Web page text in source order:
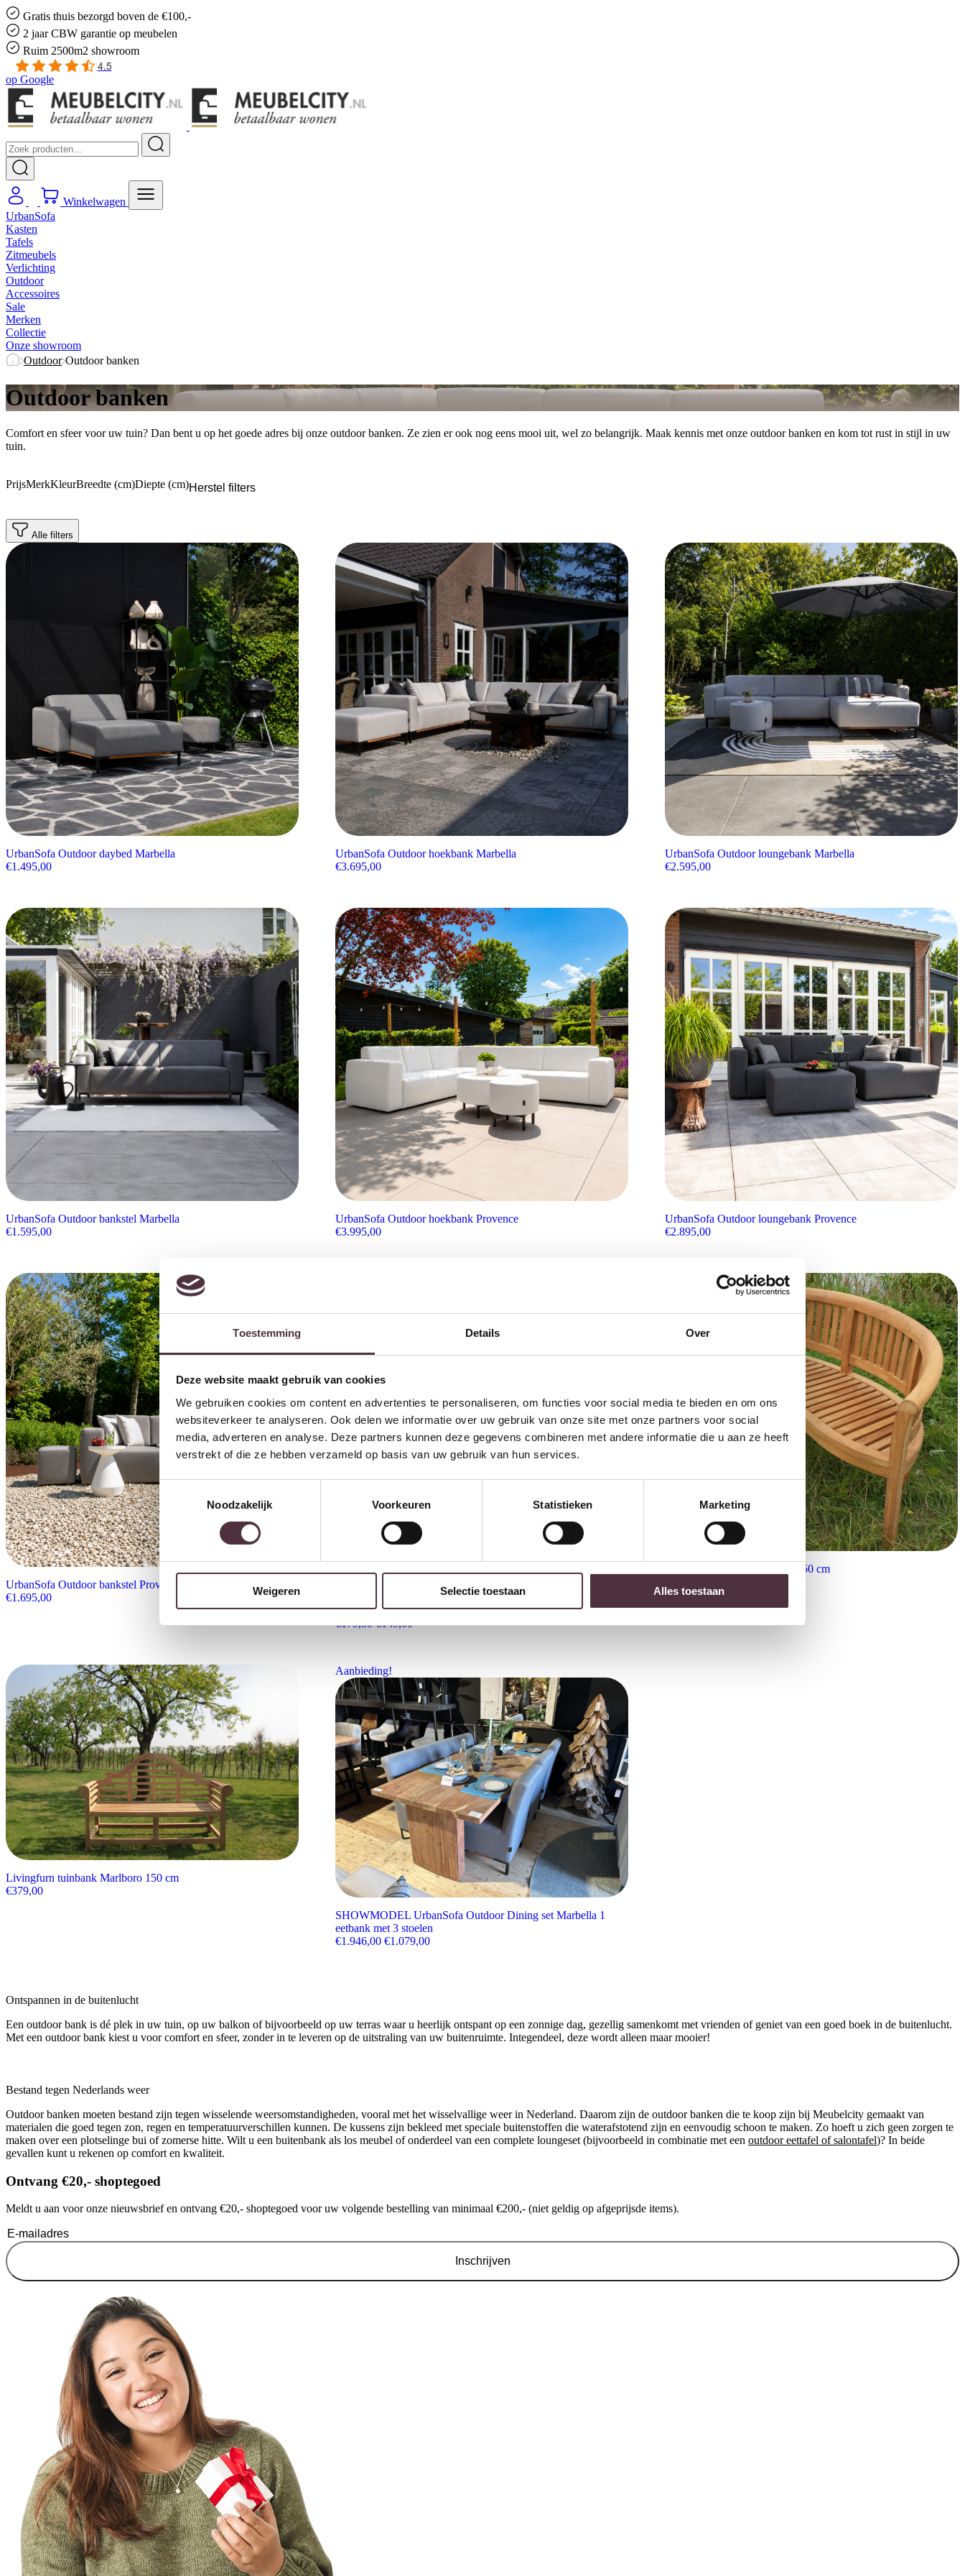
Toestemming Details Over
Deze website maakt gebruik van cookies
We gebruiken cookies om content en advertenties te personaliseren, om functies voor social media te bieden en om ons
websiteverkeer te analyseren. Ook delen we informatie over uw gebruik van onze site met onze partners voor social
media, adverteren en analyse. Deze partners kunnen deze gegevens combineren met andere informatie die u aan ze heeft
verstrekt of die ze hebben verzameld op basis van uw gebruik van hun services.
Toestemmingsselectie
Noodzakelijk
Voorkeuren Statistieken Marketing
Weigeren Selectie toestaan Alles toestaan
Gratis thuis bezorgd boven de €100,-
2 jaar CBW garantie op meubelen
Ruim 2500m2 showroom
4.5
op Google
Winkelwagen
UrbanSofa
Kasten
Tafels
Zitmeubels
Verlichting
Outdoor
Accessoires
Sale
Merken
Collectie
Onze showroom
Outdoor Outdoor banken
Outdoor banken
Comfort en sfeer voor uw tuin? Dan bent u op het goede adres bij onze outdoor banken. Ze zien er ook nog eens mooi uit, wel zo belangrijk. Maak kennis met onze outdoor banken en kom tot rust in stijl in uw
tuin.
PrijsMerkKleurBreedte (cm)Diepte (cm)Herstel filters
Alle filters
UrbanSofa Outdoor daybed Marbella
€1.495,00
UrbanSofa Outdoor hoekbank Marbella
€3.695,00
UrbanSofa Outdoor loungebank Marbella
€2.595,00
UrbanSofa Outdoor bankstel Marbella
€1.595,00
UrbanSofa Outdoor hoekbank Provence
€3.995,00
UrbanSofa Outdoor loungebank Provence
€2.895,00
UrbanSofa Outdoor bankstel Provence
€1.695,00
SHOWMODEL Livingfurn outdoor eetkamerstoel Stacking
Anya
€179,00Oorspronkelijke prijs was: €179,00.
€149,00Huidige prijs is: €149,00.
Livingfurn tuinbank Banana 150 cm
Livingfurn tuinbank Marlboro 150 cm
€379,00
Aanbieding!
SHOWMODEL UrbanSofa Outdoor Dining set Marbella 1
eetbank met 3 stoelen
€1.946,00 Oorspronkelijke prijs was: €1.946,00.
€1.079,00Huidige prijs is: €1.079,00.
Ontspannen in de buitenlucht
Een outdoor bank is dé plek in uw tuin, op uw balkon of bijvoorbeeld op uw terras waar u heerlijk ontspant op een zonnige dag, gezellig samenkomt met vrienden of geniet van een goed boek in de buitenlucht.
Met een outdoor bank kiest u voor comfort en sfeer, zonder in te leveren op de uitstraling van uw buitenruimte. Integendeel, deze wordt alleen maar mooier!
Bestand tegen Nederlands weer
Outdoor banken moeten bestand zijn tegen wisselende weersomstandigheden, vooral met het wisselvallige weer in Nederland. Daarom zijn de outdoor banken die te koop zijn bij Meubelcity gemaakt van
materialen die goed tegen zon, regen en temperatuurverschillen kunnen. De kussens zijn bekleed met speciale buitenstoffen die waterafstotend zijn en eenvoudig schoon te maken. Zo hoeft u zich geen zorgen te
maken over een plotselinge bui of zomerse hitte. Wilt u een buitenbank als los meubel of onderdeel van een complete loungeset (bijvoorbeeld in combinatie met een outdoor eettafel of salontafel)? In beide
gevallen kunt u rekenen op comfort en kwaliteit.
Ontvang €20,- shoptegoed
Meldt u aan voor onze nieuwsbrief en ontvang €20,- shoptegoed voor uw volgende bestelling van minimaal €200,- (niet geldig op afgeprijsde items).
Inschrijven